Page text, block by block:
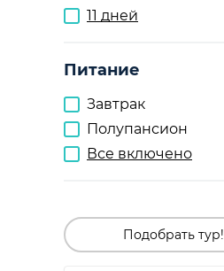
11 дней
Питание
Завтрак
Полупансион
Все включено
Подобрать тур!